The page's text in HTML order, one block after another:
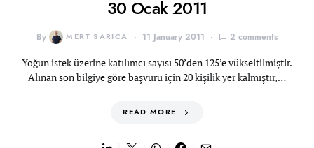
30 Ocak 2011
By MERT SARICA 11 January 2011 2 comments
Yoğun istek üzerine katılımcı sayısı 50’den 125’e yükseltilmiştir.
Alınan son bilgiye göre başvuru için 20 kişilik yer kalmıştır,…
READ MORE